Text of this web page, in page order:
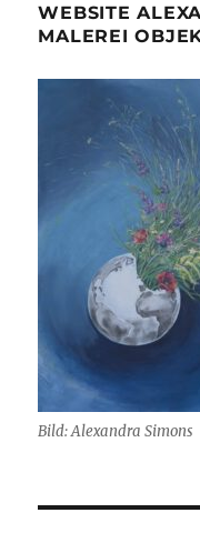
WEBSITE
MALEREI
Bild: Alexandra Simons